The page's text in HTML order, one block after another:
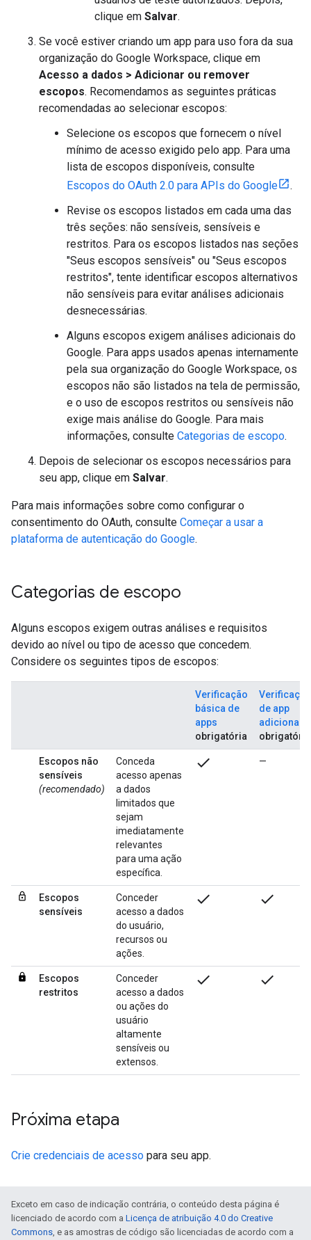
clique em Salvar.
Se você estiver criando um app para uso fora da sua
organização do Google Workspace, clique em
Acesso a dados > Adicionar ou remover
escopos. Recomendamos as seguintes práticas
recomendadas ao selecionar escopos:
Selecione os escopos que fornecem o nível
mínimo de acesso exigido pelo app. Para uma
lista de escopos disponíveis, consulte
Escopos do OAuth 2.0 para APIs do Google
.
Revise os escopos listados em cada uma das
três seções: não sensíveis, sensíveis e
restritos. Para os escopos listados nas seções
"Seus escopos sensíveis" ou "Seus escopos
restritos", tente identificar escopos alternativos
não sensíveis para evitar análises adicionais
desnecessárias.
Alguns escopos exigem análises adicionais do
Google. Para apps usados apenas internamente
pela sua organização do Google Workspace, os
escopos não são listados na tela de permissão,
e o uso de escopos restritos ou sensíveis não
exige mais análise do Google. Para mais
informações, consulte Categorias de escopo.
Depois de selecionar os escopos necessários para
seu app, clique em Salvar.
Para mais informações sobre como configurar o
consentimento do OAuth, consulte Começar a usar a
plataforma de autenticação do Google.
Categorias de escopo
Alguns escopos exigem outras análises e requisitos
devido ao nível ou tipo de acesso que concedem.
Considere os seguintes tipos de escopos:
Verificação
básica de
apps
obrigatória
Verificação
de app
adicional
obrigatória
Escopos não
sensíveis
(recomendado)
Conceda
acesso apenas
a dados
limitados que
sejam
imediatamente
relevantes
para uma ação
específica.
check —
Escopos
sensíveis
Conceder
acesso a dados
do usuário,
recursos ou
ações.
check check
Escopos
restritos
Conceder
acesso a dados
ou ações do
usuário
altamente
sensíveis ou
extensos.
check check
Próxima etapa
Crie credenciais de acesso para seu app.
Exceto em caso de indicação contrária, o conteúdo desta página é
licenciado de acordo com a Licença de atribuição 4.0 do Creative
Commons, e as amostras de código são licenciadas de acordo com a